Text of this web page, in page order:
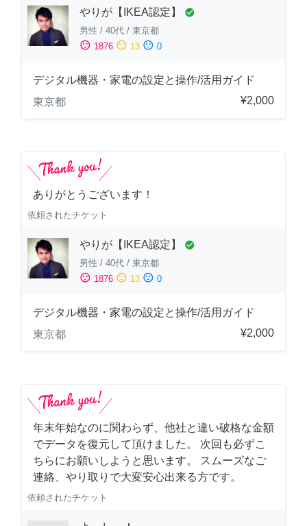
やりが【IKEA認定】 check_circle
男性 / 40代 / 東京都
sentiment_satisfied 1876 sentiment_neutral 13 sentiment_dissatisfied 0
デジタル機器・家電の設定と操作/活用ガイド
東京都
¥2,000
ありがとうございます！
依頼されたチケット
やりが【IKEA認定】 check_circle
男性 / 40代 / 東京都
sentiment_satisfied 1876 sentiment_neutral 13 sentiment_dissatisfied 0
デジタル機器・家電の設定と操作/活用ガイド
東京都
¥2,000
年末年始なのに関わらず、他社と違い破格な金額
でデータを復元して頂けました。 次回も必ずこ
ちらにお願いしようと思います。 スムーズなご
連絡、やり取りで大変安心出来る方です。
依頼されたチケット